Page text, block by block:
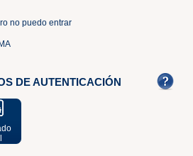
no puedo entrar
DE AUTENTICACIÓN